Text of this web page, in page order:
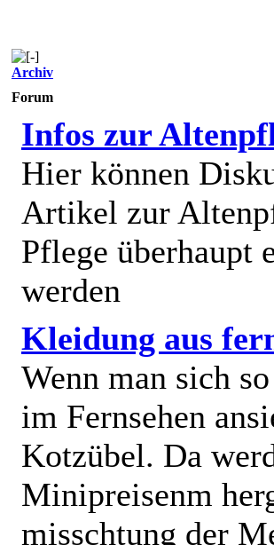
Archiv
Forum
Infos zur
Hier können
Artikel zur
Pflege überhaupt
werden
Kleidung aus
Wenn man sich
im Fernsehen
Kotzübel. Da
Minipreisenm
misschtung der